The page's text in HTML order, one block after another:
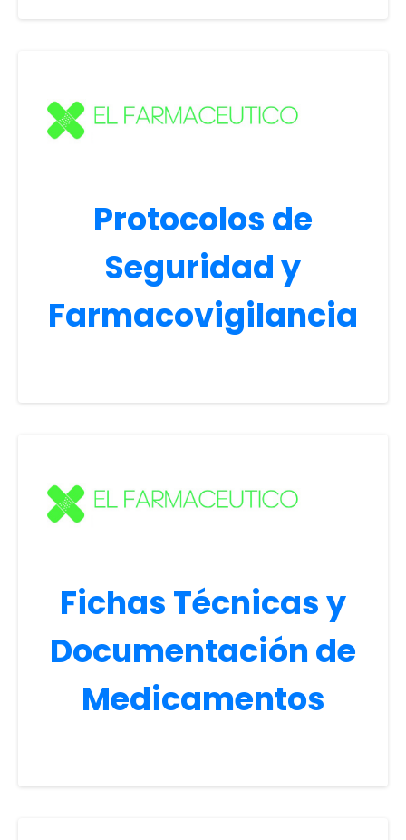
Protocolos de
Seguridad y
Farmacovigilancia
Fichas Técnicas y
Documentación de
Medicamentos